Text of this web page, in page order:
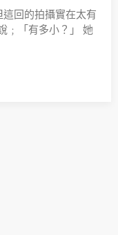
回的拍攝實在太有
﹔「有多小？」 她